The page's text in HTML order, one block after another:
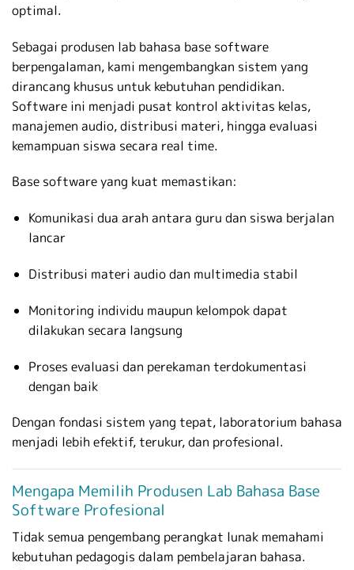
optimal.
Sebagai produsen lab bahasa base software
berpengalaman, kami mengembangkan sistem yang
dirancang khusus untuk kebutuhan pendidikan.
Software ini menjadi pusat kontrol aktivitas kelas,
manajemen audio, distribusi materi, hingga evaluasi
kemampuan siswa secara real time.
Base software yang kuat memastikan:
Komunikasi dua arah antara guru dan siswa berjalan
lancar
Distribusi materi audio dan multimedia stabil
Monitoring individu maupun kelompok dapat
dilakukan secara langsung
Proses evaluasi dan perekaman terdokumentasi
dengan baik
Dengan fondasi sistem yang tepat, laboratorium bahasa
menjadi lebih efektif, terukur, dan profesional.
Mengapa Memilih Produsen Lab Bahasa Base
Software Profesional
Tidak semua pengembang perangkat lunak memahami
kebutuhan pedagogis dalam pembelajaran bahasa.